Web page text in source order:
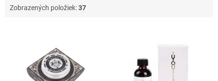
Zobrazených položiek:37